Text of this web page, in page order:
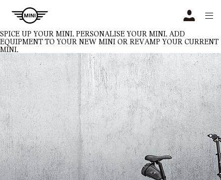
SPICE UP YOUR MINI. PERSONALISE YOUR MINI. ADD
EQUIPMENT TO YOUR NEW MINI OR REVAMP YOUR CURRENT
MINI.